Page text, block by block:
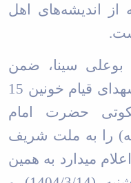
از اندیشه‌های اهل
.
بوعلی سینا، ضمن
گرامیداشت مقام و منزلت شهدای قیام خونین 15
حضرت امام
را به ملت شریف
میدارد به همین